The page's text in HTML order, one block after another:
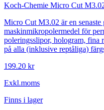
Koch-Chemie Micro Cut
Micro Cut M3.02 är en senaste
maskinmikropolermedel för
poleringsslipor, hologram, fina
på alla (inklusive reptåliga)
199.20 kr
Exkl.moms
Finns i lager